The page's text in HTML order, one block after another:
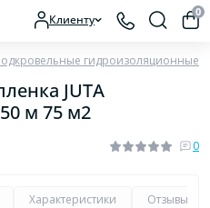
Клиенту 0
гидроизоляционные
JUTA
м 75 м2
0
Характеристики Отзывы